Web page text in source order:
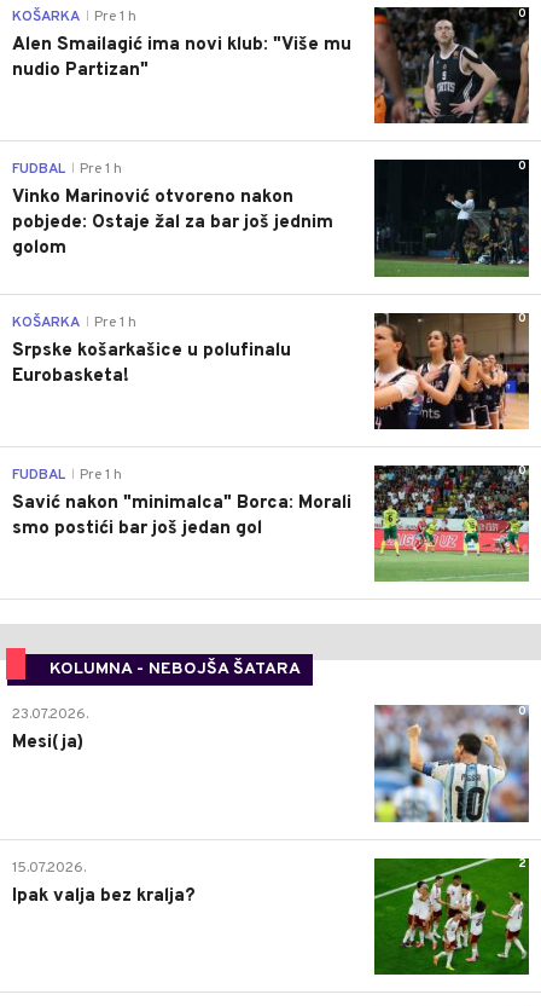
0
KOŠARKA Pre 1 h
Alen Smailagić ima novi klub: "Više mu
nudio Partizan"
0
FUDBAL Pre 1 h
Vinko Marinović otvoreno nakon
pobjede: Ostaje žal za bar još jednim
golom
0
KOŠARKA Pre 1 h
Srpske košarkašice u polufinalu
Eurobasketa!
0
FUDBAL Pre 1 h
Savić nakon "minimalca" Borca: Morali
smo postići bar još jedan gol
KOLUMNA - NEBOJŠA ŠATARA
0
23.07.2026.
Mesi(ja)
2
15.07.2026.
Ipak valja bez kralja?